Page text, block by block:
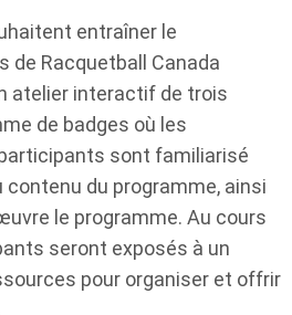
entraîner le
de Racquetball Canada
atelier interactif de trois
de badges où les
sont familiarisé
contenu du programme, ainsi
le programme. Au cours
seront exposés à un
pour organiser et offrir